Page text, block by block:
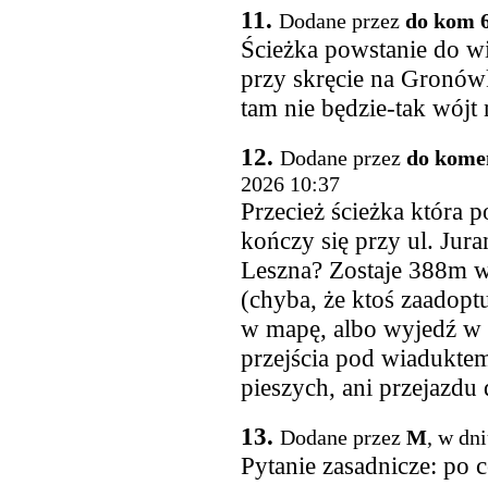
11. Dodane przez do kom
Ścieżka powstanie do
przy skręcie na
tam nie będzie-tak wójt
12. Dodane przez do
2026 10:37
Przecież ścieżka która
kończy się przy ul.
Leszna? Zostaje 388m
(chyba, że ktoś
w mapę, albo wyjedź
przejścia pod
pieszych, ani przejazdu
13. Dodane przez M, w
Pytanie zasadnicze: po